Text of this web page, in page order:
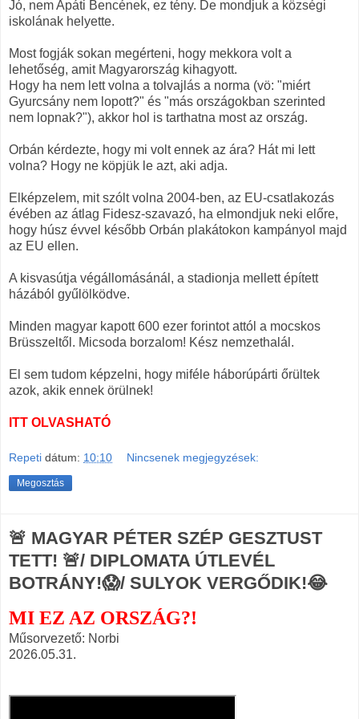
Jó, nem Apáti Bencének, ez tény. De mondjuk a községi
iskolának helyette.
Most fogják sokan megérteni, hogy mekkora volt a
lehetőség, amit Magyarország kihagyott.
Hogy ha nem lett volna a tolvajlás a norma (vö: "miért
Gyurcsány nem lopott?" és "más országokban szerinted
nem lopnak?"), akkor hol is tarthatna most az ország.
Orbán kérdezte, hogy mi volt ennek az ára? Hát mi lett
volna? Hogy ne köpjük le azt, aki adja.
Elképzelem, mit szólt volna 2004-ben, az EU-csatlakozás
évében az átlag Fidesz-szavazó, ha elmondjuk neki előre,
hogy húsz évvel később Orbán plakátokon kampányol majd
az EU ellen.
A kisvasútja végállomásánál, a stadionja mellett épített
házából gyűlölködve.
Minden magyar kapott 600 ezer forintot attól a mocskos
Brüsszeltől. Micsoda borzalom! Kész nemzethalál.
El sem tudom képzelni, hogy miféle háborúpárti őrültek
azok, akik ennek örülnek!
ITT OLVASHATÓ
Repeti dátum: 10:10 Nincsenek megjegyzések:
Megosztás
🚨 MAGYAR PÉTER SZÉP GESZTUST
TETT! 🚨/ DIPLOMATA ÚTLEVÉL
BOTRÁNY!😱/ SULYOK VERGŐDIK!😂
MI EZ AZ ORSZÁG?!
Műsorvezető: Norbi
2026.05.31.